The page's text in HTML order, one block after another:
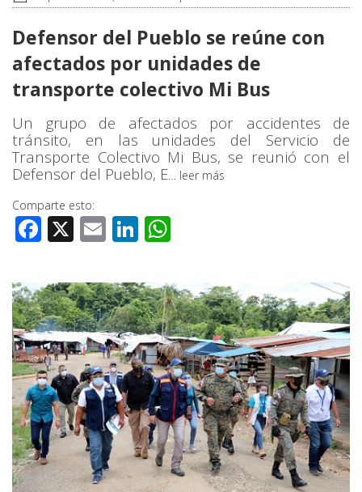
Defensor del Pueblo se reúne con
afectados por unidades de
transporte colectivo Mi Bus
Un grupo de afectados por accidentes de
tránsito, en las unidades del Servicio de
Transporte Colectivo Mi Bus, se reunió con el
Defensor del Pueblo, E
leer más
Comparte esto:
Facebook
X EmailLinkedIn